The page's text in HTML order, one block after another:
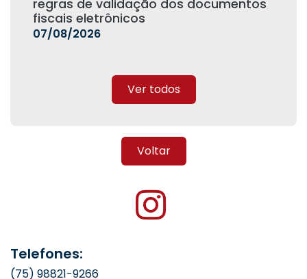
regras de validação dos documentos
fiscais eletrônicos
07/08/2026
Ver todos
Voltar
Telefones:
(75) 98821-9266